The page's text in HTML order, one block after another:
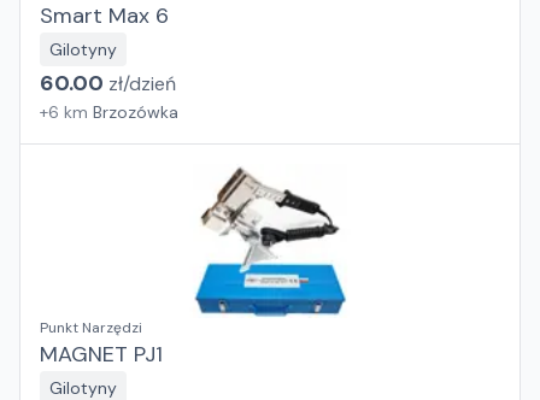
Smart Max 6
Gilotyny
60.00 zł/dzień
+6 km Brzozówka
Punkt Narzędzi
MAGNET PJ1
Gilotyny